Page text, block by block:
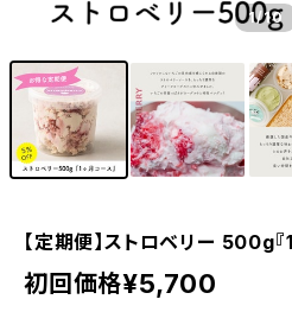
1/10
【定期便】ストロベリー 500g『
初回価格¥5,700